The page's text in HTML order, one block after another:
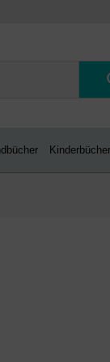
Kinderbücher